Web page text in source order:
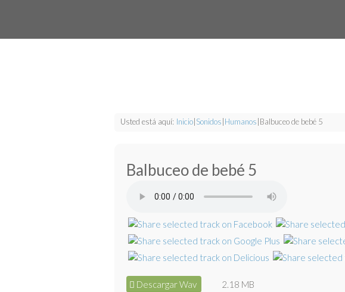
Usted está aquí: Inicio Sonidos Humanos Balbuceo de bebé 5
Balbuceo de bebé 5
Descargar Wav 2.18 MB